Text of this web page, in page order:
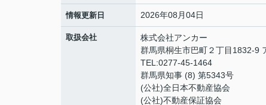
情報更新日 2026年08月04日
取扱会社
株式会社アンカー
群馬県桐生市巴町２丁目1832-9
TEL:0277-45-1464
群馬県知事 (8) 第5343号
(公社)全日本不動産協会
(公社)不動産保証協会